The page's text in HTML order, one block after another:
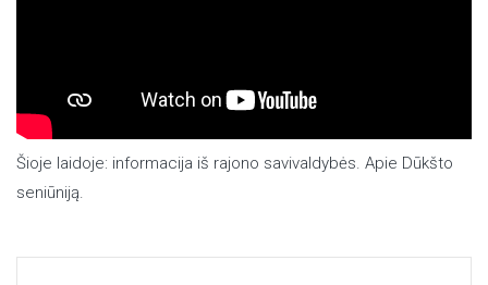
Šioje laidoje: informacija iš rajono savivaldybės. Apie Dūkšto
seniūniją.